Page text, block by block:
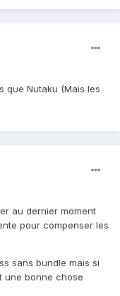
que Nutaku (Mais les
au dernier moment
pour compenser les
sans bundle mais si
une bonne chose